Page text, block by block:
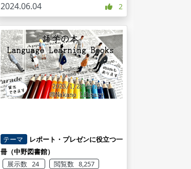
2024.06.04 2
テーマ
レポート・プレゼンに役立つ一
冊（中野図書館）
展示数 24
閲覧数 8,257